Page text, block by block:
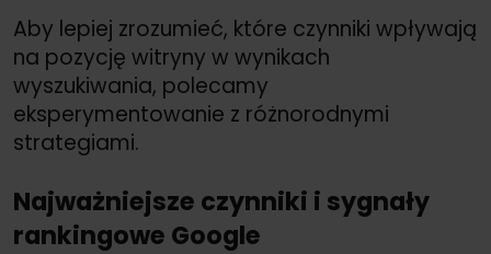
Aby lepiej zrozumieć, które czynniki wpływają
na pozycję witryny w wynikach
wyszukiwania, polecamy
eksperymentowanie z różnorodnymi
strategiami.
Najważniejsze czynniki i sygnały
rankingowe Google